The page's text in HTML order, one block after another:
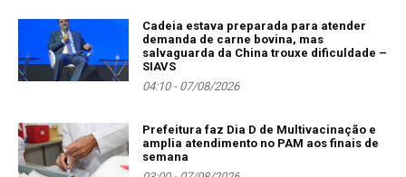
Cadeia estava preparada para atender
demanda de carne bovina, mas
salvaguarda da China trouxe dificuldade –
SIAVS
04:10 - 07/08/2026
Prefeitura faz Dia D de Multivacinação e
amplia atendimento no PAM aos finais de
semana